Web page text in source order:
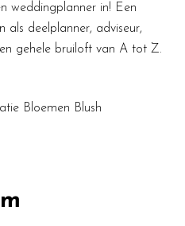
weddingplanner in! Een
als deelplanner, adviseur,
gehele bruiloft van A tot Z.